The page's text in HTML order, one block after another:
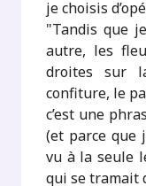
je choisis
"Tandis que
autre, les
droites sur
confiture, le
c’est une
(et parce que
vu à la seule
qui se tramait